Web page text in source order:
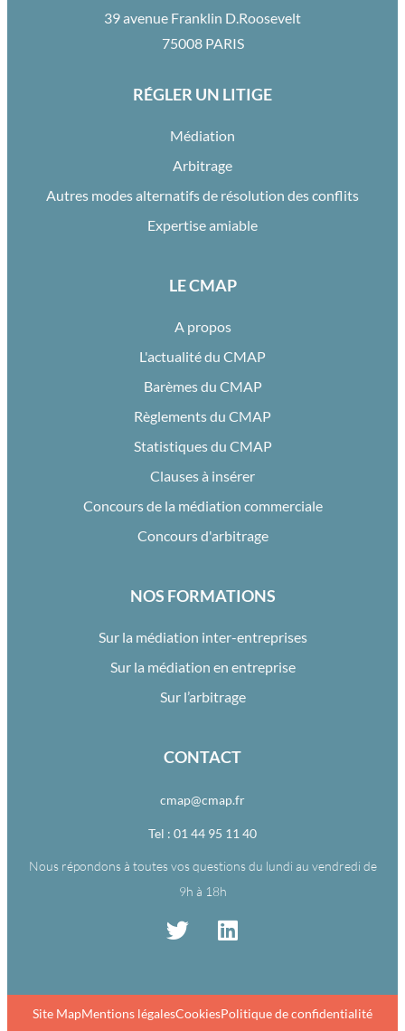
39 avenue Franklin D.Roosevelt
75008 PARIS
RÉGLER UN LITIGE
Médiation
Arbitrage
Autres modes alternatifs de résolution des conflits
Expertise amiable
LE CMAP
A propos
L'actualité du CMAP
Barèmes du CMAP
Règlements du CMAP
Statistiques du CMAP
Clauses à insérer
Concours de la médiation commerciale
Concours d'arbitrage
NOS FORMATIONS
Sur la médiation inter-entreprises
Sur la médiation en entreprise
Sur l’arbitrage
CONTACT
cmap@cmap.fr
Tel : 01 44 95 11 40
Nous répondons à toutes vos questions du lundi au vendredi de
9h à 18h
Site MapMentions légalesCookiesPolitique de confidentialité